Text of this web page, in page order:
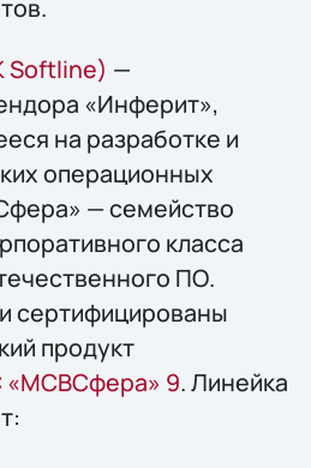
Softline) —
«Инферит»,
на разработке и
операционных
— семейство
класса
ПО.
сертифицированы
продукт
«МСВСфера» 9. Линейка